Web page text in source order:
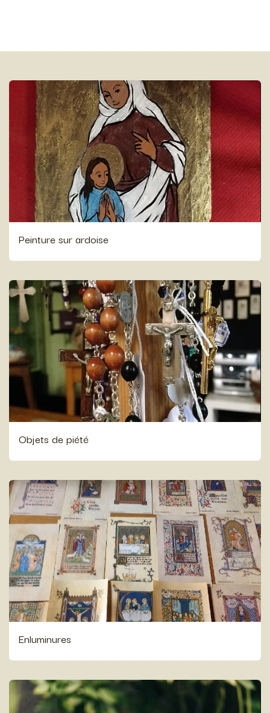
Peinture sur ardoise
Objets de piété
Enluminures